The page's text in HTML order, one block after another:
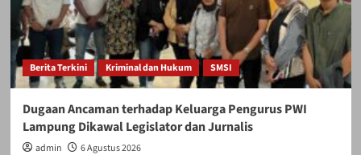
Berita Terkini Kriminal dan Hukum SMSI
Dugaan Ancaman terhadap Keluarga Pengurus PWI
Lampung Dikawal Legislator dan Jurnalis
admin 6 Agustus 2026